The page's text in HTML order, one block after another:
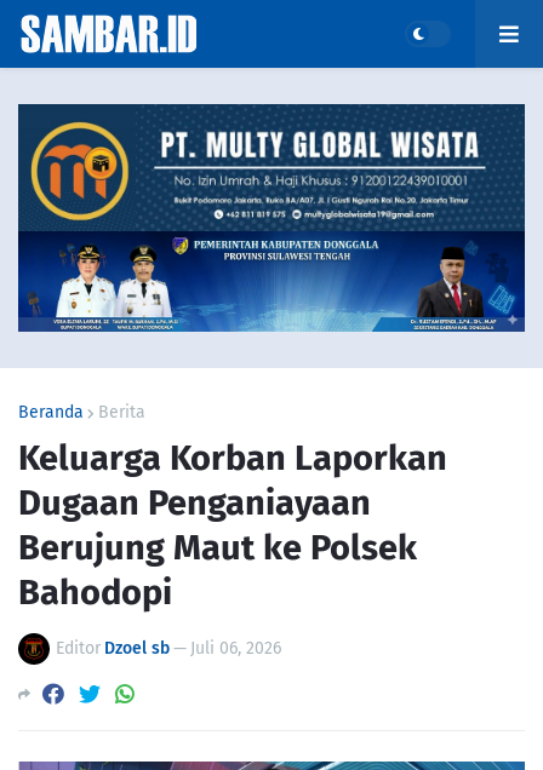
Beranda Berita
Keluarga Korban Laporkan
Dugaan Penganiayaan
Berujung Maut ke Polsek
Bahodopi
Editor Dzoel sb— Juli 06, 2026